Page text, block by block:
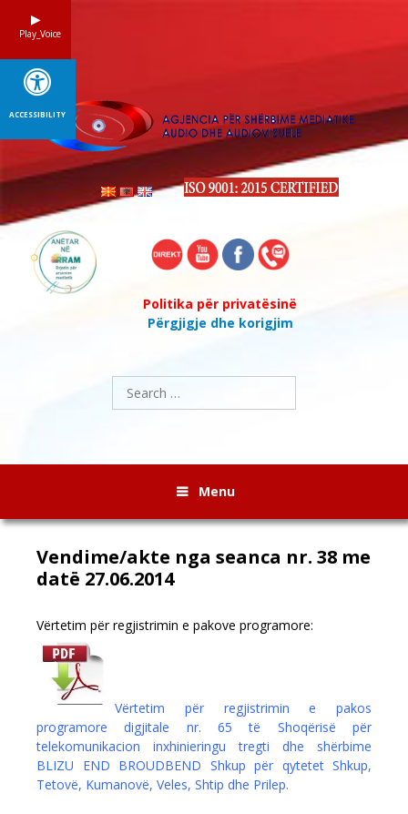
Politika për privatësinë
Përgjigje dhe korigjim
Search
for:
Menu
Vendime/akte nga seanca nr. 38 me
datë 27.06.2014
Vërtetim për regjistrimin e pakove programore:
Vërtetim për regjistrimin e pakos
programore digjitale nr. 65 të Shoqërisë për
telekomunikacion inxhinieringu tregti dhe shërbime
BLIZU END BROUDBEND Shkup për qytetet Shkup,
Tetovë, Kumanovë, Veles, Shtip dhe Prilep.
Play_Voice
ACCESSIBILITY